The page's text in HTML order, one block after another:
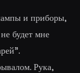
и приборы,
будет мне
".
Рука,